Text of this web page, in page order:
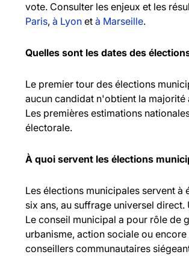
vote. Consulter les enjeux et les
Paris, à Lyon et à Marseille.
Quelles sont les dates des
Le premier tour des élections
aucun candidat n'obtient la majorité
Les premières estimations
électorale.
À quoi servent les élections
Les élections municipales servent
six ans, au suffrage universel
Le conseil municipal a pour rôle de
urbanisme, action sociale ou
conseillers communautaires